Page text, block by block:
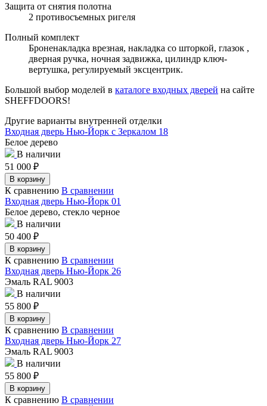
Защита от снятия полотна
2 противосъемных ригеля
Полный комплект
Броненакладка врезная, накладка со шторкой, глазок ,
дверная ручка, ночная задвижка, цилиндр ключ-
вертушка, регулируемый эксцентрик.
Большой выбор моделей в каталоге входных дверей на сайте
SHEFFDOORS!
Другие варианты внутренней отделки
Входная дверь Нью-Йорк с Зеркалом 18
Белое дерево
В наличии
51 000 ₽
В корзину
К сравнению В сравнении
Входная дверь Нью-Йорк 01
Белое дерево, стекло черное
В наличии
50 400 ₽
В корзину
К сравнению В сравнении
Входная дверь Нью-Йорк 26
Эмаль RAL 9003
В наличии
55 800 ₽
В корзину
К сравнению В сравнении
Входная дверь Нью-Йорк 27
Эмаль RAL 9003
В наличии
55 800 ₽
В корзину
К сравнению В сравнении